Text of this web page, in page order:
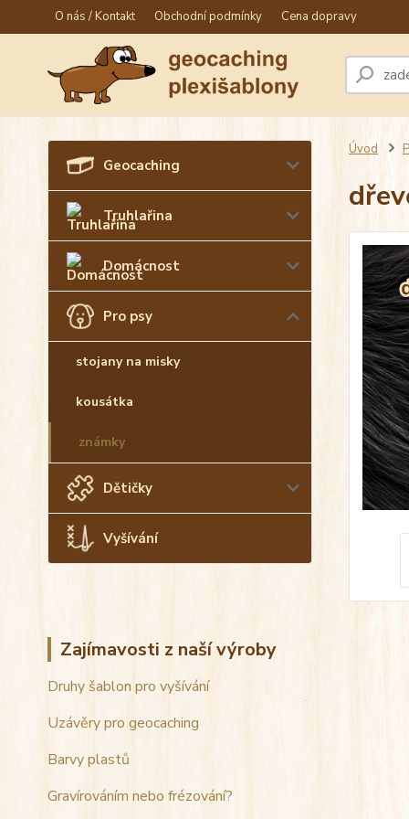
O nás / Kontakt Obchodní podmínky Cena dopravy
Geocaching
Truhlařina
Domácnost
Pro psy
stojany na misky
kousátka
známky
Dětičky
Vyšívání
Zajímavosti z naší výroby
Druhy šablon pro vyšívání
Uzávěry pro geocaching
Barvy plastů
Gravírováním nebo frézování?
Úvod